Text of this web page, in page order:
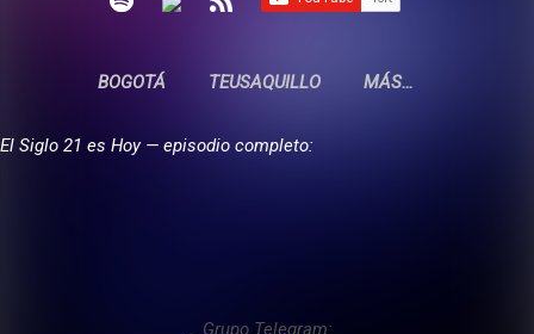
BOGOTÁ TEUSAQUILLO MÁS…
El Siglo 21 es Hoy — episodio completo:
Grupo Telegram: